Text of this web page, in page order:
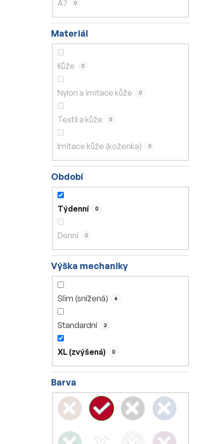
A7 0
Materiál
Kůže 0
Nylon a imitace kůže 0
Textil a kůže 0
Imitace kůže (koženka) 0
Období
Týdenní 0
Denní 0
Výška mechaniky
Slim (snížená) 4
Standardní 2
XL (zvýšená) 0
Barva